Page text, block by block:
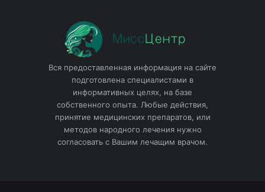
Вся предоставленная информация на сайте
подготовлена специалистами в
информативных целях, на базе
собственного опыта. Любые действия,
принятие медицинских препаратов, или
методов народного лечения нужно
согласовать с Вашим лечащим врачом.